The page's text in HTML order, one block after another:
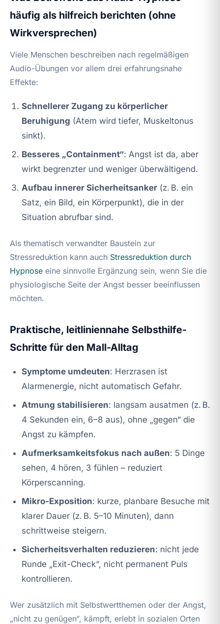
häufig als hilfreich berichten (ohne
Wirkversprechen)
Viele Menschen beschreiben nach regelmäßigen
Audio-Übungen vor allem drei erfahrungsnahe
Effekte:
Schnellerer Zugang zu körperlicher
Beruhigung (Atem wird tiefer, Muskeltonus
sinkt).
Besseres „Containment“: Angst ist da, aber
wirkt begrenzter und weniger überwältigend.
Aufbau innerer Sicherheitsanker (z. B. ein
Satz, ein Bild, ein Körperpunkt), die in der
Situation abrufbar sind.
Als thematisch verwandter Baustein zur
Stressreduktion kann auch Stressreduktion durch
Hypnose eine sinnvolle Ergänzung sein, wenn Sie die
physiologische Seite der Angst besser beeinflussen
möchten.
Praktische, leitliniennahe Selbsthilfe-
Schritte für den Mall-Alltag
Symptome umdeuten: Herzrasen ist
Alarmenergie, nicht automatisch Gefahr.
Atmung stabilisieren: langsam ausatmen (z. B.
4 Sekunden ein, 6–8 aus), ohne „gegen“ die
Angst zu kämpfen.
Aufmerksamkeitsfokus nach außen: 5 Dinge
sehen, 4 hören, 3 fühlen – reduziert
Körperscanning.
Mikro-Exposition: kurze, planbare Besuche mit
klarer Dauer (z. B. 5–10 Minuten), dann
schrittweise steigern.
Sicherheitsverhalten reduzieren: nicht jede
Runde „Exit-Check“, nicht permanent Puls
kontrollieren.
Wer zusätzlich mit Selbstwertthemen oder der Angst,
„nicht zu genügen“, kämpft, erlebt in sozialen Orten